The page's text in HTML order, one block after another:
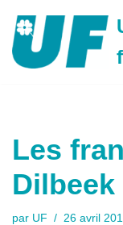
Aller
au
Les
par UF 26 avril